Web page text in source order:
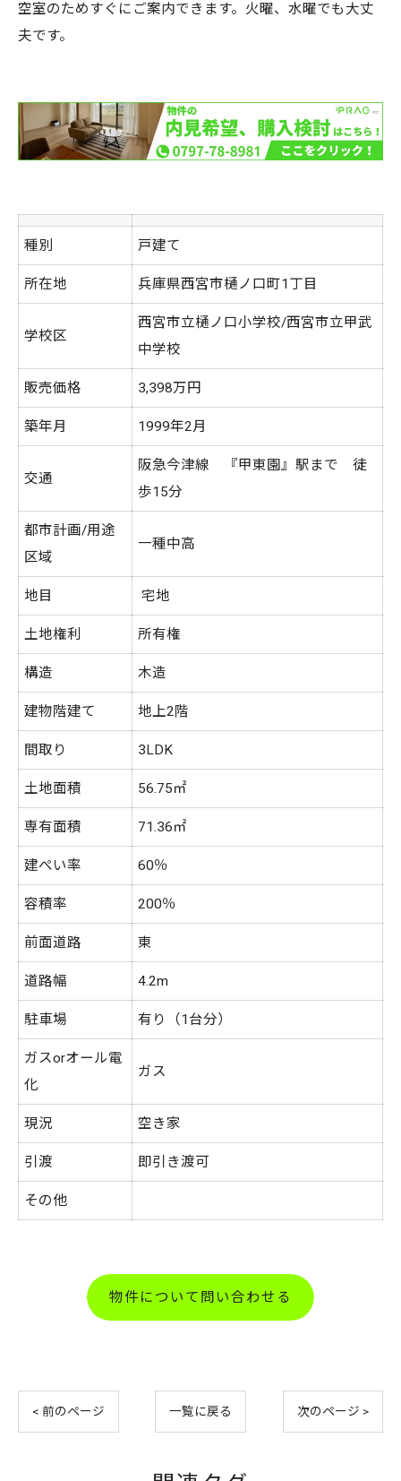
空室のためすぐにご案内できます。火曜、水曜でも大丈
夫です。
種別 戸建て
所在地 兵庫県西宮市樋ノ口町1丁目
学校区
西宮市立樋ノ口小学校/西宮市立甲武
中学校
販売価格 3,398万円
築年月 1999年2月
交通
阪急今津線 『甲東園』駅まで 徒
歩15分
都市計画/用途
区域
一種中高
地目 宅地
土地権利 所有権
構造 木造
建物階建て 地上2階
間取り 3LDK
土地面積 56.75㎡
専有面積 71.36㎡
建ぺい率 60％
容積率 200％
前面道路 東
道路幅 4.2m
駐車場 有り（1台分）
ガスorオール電
化
ガス
現況 空き家
引渡 即引き渡可
その他
物件について問い合わせる
< 前のページ 一覧に戻る 次のページ >